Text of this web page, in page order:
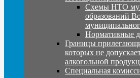
Схемы НТО
образований
Нормативные
Границы
которых не
алкогольной
Специальная